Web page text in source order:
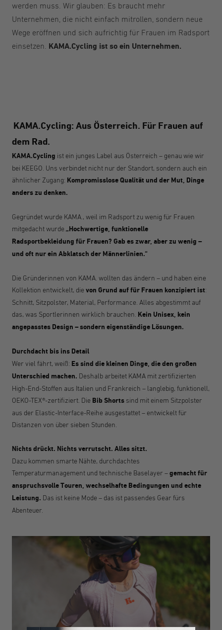
werden muss. Wir glauben: Es braucht mehr
Unternehmen, die nicht einfach mitrollen, sondern neue
Wege eröffnen und sich aufrichtig für Frauen im Radsport
einsetzen. KAMA.Cycling ist so ein Unternehmen.
KAMA.Cycling: Aus Österreich. Für Frauen auf
dem Rad.
KAMA.Cycling ist ein junges Label aus Österreich – genau wie wir
bei KEEGO. Uns verbindet nicht nur der Standort, sondern auch ein
ähnlicher Zugang: Kompromisslose Qualität und der Mut, Dinge
anders zu denken.
Gegründet wurde KAMA., weil im Radsport zu wenig für Frauen
mitgedacht wurde. „Hochwertige, funktionelle
Radsportbekleidung für Frauen? Gab es zwar, aber zu wenig –
und oft nur ein Abklatsch der Männerlinien.“
Die Gründerinnen von KAMA. wollten das ändern – und haben eine
Kollektion entwickelt, die von Grund auf für Frauen konzipiert ist:
Schnitt, Sitzpolster, Material, Performance. Alles abgestimmt auf
das, was Sportlerinnen wirklich brauchen. Kein Unisex, kein
angepasstes Design – sondern eigenständige Lösungen.
Durchdacht bis ins Detail
Wer viel fährt, weiß: Es sind die kleinen Dinge, die den großen
Unterschied machen. Deshalb arbeitet KAMA mit zertifizierten
High-End-Stoffen aus Italien und Frankreich – langlebig, funktionell,
OEKO-TEX®-zertifiziert. Die Bib Shorts sind mit einem Sitzpolster
aus der Elastic-Interface-Reihe ausgestattet – entwickelt für
Distanzen von über sieben Stunden.
Nichts drückt. Nichts verrutscht. Alles sitzt.
Dazu kommen smarte Nähte, durchdachtes
Temperaturmanagement und technische Baselayer –gemacht für
anspruchsvolle Touren, wechselhafte Bedingungen und echte
Leistung. Das ist keine Mode – das ist passendes Gear fürs
Abenteuer.